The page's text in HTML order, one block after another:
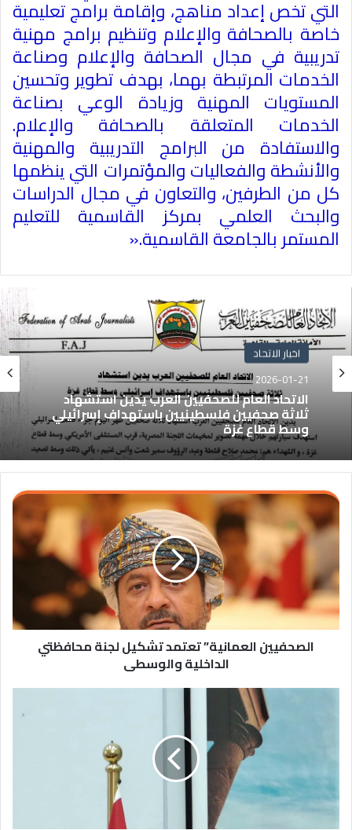
التي تخص إعداد مناهج، وإقامة برامج تعليمية
خاصة بالصحافة والإعلام وتنظيم برامج مهنية
تدريبية في مجال الصحافة والإعلام وصناعة
الخدمات المرتبطة بهما، بهدف تطوير وتحسين
المستويات المهنية وزيادة الوعي بصناعة
الخدمات المتعلقة بالصحافة والإعلام.
والاستفادة من البرامج التدريبية والمهنية
والأنشطة والفعاليات والمؤتمرات التي ينظمها
كل من الطرفين، والتعاون في مجال الدراسات
والبحث العلمي بمركز القاسمية للتعليم
المستمر بالجامعة القاسمية».
اخبار الاتحاد
2026-01-21
الاتحاد العام للصحفيين العرب يدين استشهاد
ثلاثة صحفيين فلسطينيين باستهداف إسرائيلي
وسط قطاع غزة
الصحفيين العمانية” تعتمد تشكيل لجنة محافظتي
الداخلية والوسطى